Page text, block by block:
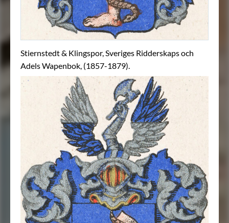
Stiernstedt & Klingspor, Sveriges Ridderskaps och
Adels Wapenbok, (1857-1879).